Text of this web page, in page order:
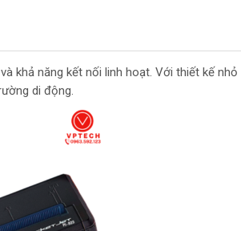
khả năng kết nối linh hoạt. Với thiết kế
di động.